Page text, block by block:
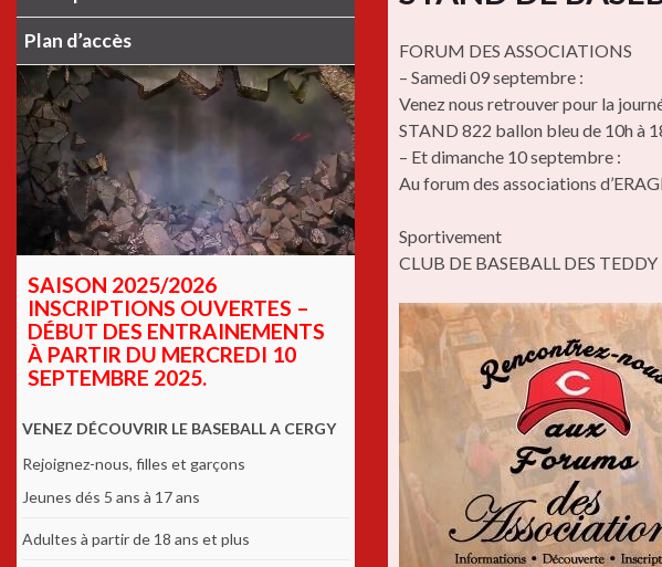
FORUM DES ASSOCIATIONS
– Samedi 09 septembre :
Venez nous retrouver pour la
STAND 822 ballon bleu de 10h à
– Et dimanche 10 septembre :
Au forum des associations
Sportivement
CLUB DE BASEBALL DES TEDDY
Plan d’accès
SAISON 2025/2026
INSCRIPTIONS OUVERTES –
DÉBUT DES ENTRAINEMENTS
À PARTIR DU MERCREDI 10
SEPTEMBRE 2025.
VENEZ DÉCOUVRIR LE BASEBALL A CERGY
Rejoignez-nous, filles et garçons
Jeunes dés 5 ans à 17 ans
Adultes à partir de 18 ans et plus